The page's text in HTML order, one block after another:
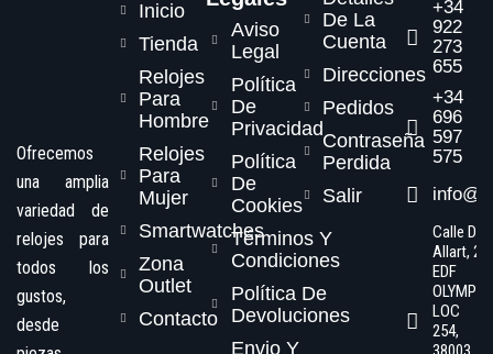
Ofrecemos
una amplia
variedad de
relojes para
todos los
gustos,
desde
Inicio
Tienda
Relojes
Para
Hombre
Relojes
Para
Mujer
Smartwatches
Zona
Outlet
Contacto
Aviso
Legal
Política
De
Privacidad
Política
De
Cookies
Términos Y
Condiciones
Política De
Devoluciones
Envio Y
De La
Cuenta
Direcciones
Pedidos
Contraseña
Perdida
Salir
+34
922
273
655
+34
696
597
575
Calle Dr.
Allart, 2,
EDF
OLYMPO
LOC
254,